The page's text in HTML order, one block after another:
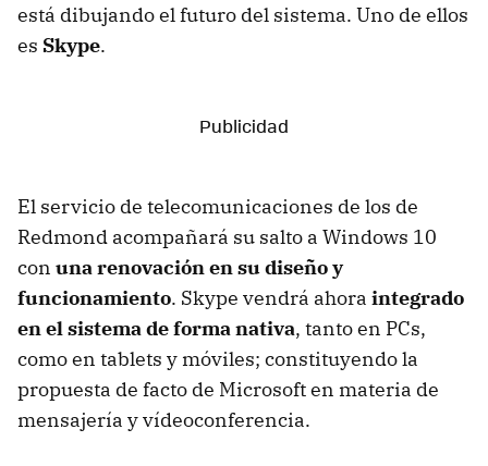
está dibujando el futuro del sistema. Uno de ellos
es Skype.
El servicio de telecomunicaciones de los de
Redmond acompañará su salto a Windows 10
con una renovación en su diseño y
funcionamiento. Skype vendrá ahora integrado
en el sistema de forma nativa, tanto en PCs,
como en tablets y móviles; constituyendo la
propuesta de facto de Microsoft en materia de
mensajería y vídeoconferencia.